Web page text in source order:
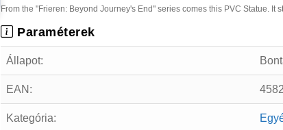
From the "Frieren: Beyond Journey's End" series comes this PVC Statue. It
Paraméterek
Állapot:
EAN:
Kategória: